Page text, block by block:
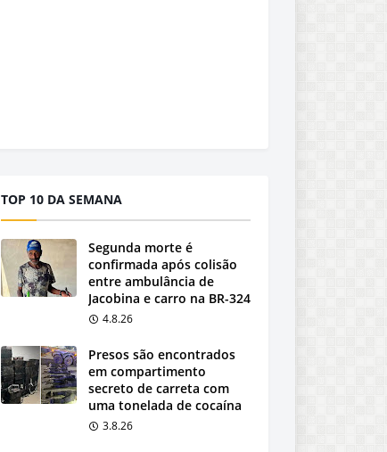
TOP 10 DA SEMANA
Segunda morte é
confirmada após colisão
entre ambulância de
Jacobina e carro na BR-324
4.8.26
Presos são encontrados
em compartimento
secreto de carreta com
uma tonelada de cocaína
3.8.26